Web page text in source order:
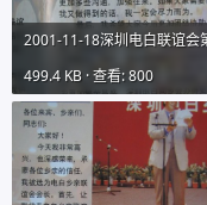
499.4 KB · 查看: 800